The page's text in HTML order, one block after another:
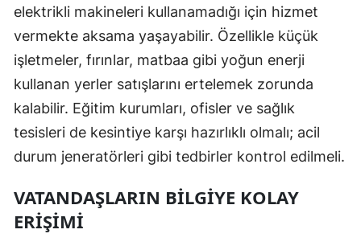
Yozgat
Zonguldak
Bayburt
Karaman
Batman
elektrikli makineleri kullanamadığı için hizmet
vermekte aksama yaşayabilir. Özellikle küçük
işletmeler, fırınlar, matbaa gibi yoğun enerji
kullanan yerler satışlarını ertelemek zorunda
kalabilir. Eğitim kurumları, ofisler ve sağlık
tesisleri de kesintiye karşı hazırlıklı olmalı; acil
durum jeneratörleri gibi tedbirler kontrol edilmeli.
VATANDAŞLARIN BILGIYE KOLAY
ERIŞIMI